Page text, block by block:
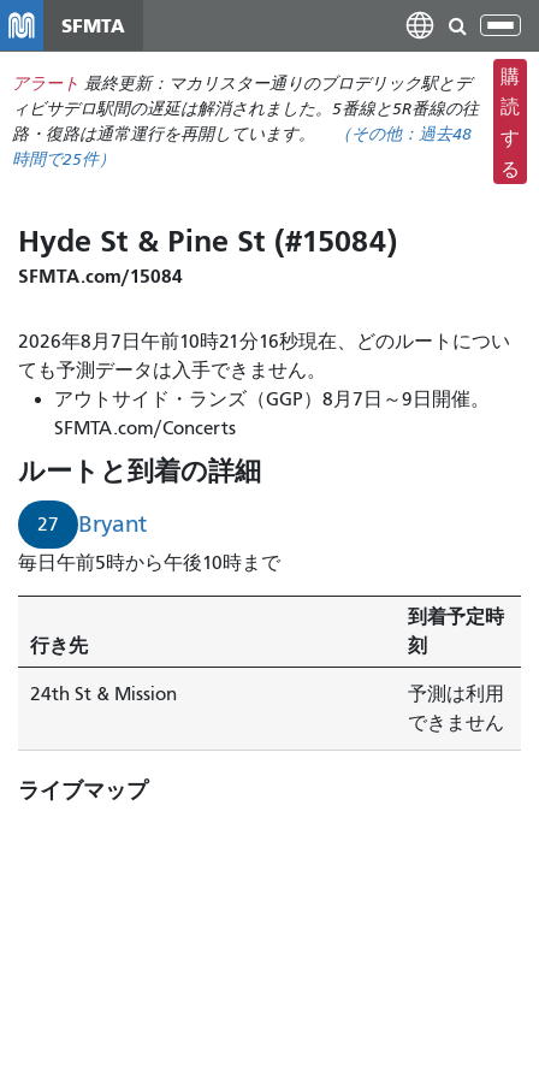
ン
コ
ン
に
SFMTA
ナ
ビ
ゲ
ー
シ
ョ
替
アラート 最終更新：マカリスター通りのブロデリック駅とデ
ィビサデロ駅間の遅延は解消されました。5番線と5R番線の往
路・復路は通常運行を再開しています。
（その他： 過去48
時間で25件）
購
読
す
る
Hyde St & Pine St (#15084)
SFMTA.com/15084
2026年8月7日午前10時21分16秒現在、どのルートについ
ても予測データは入手できません。
アウトサイド・ランズ（GGP）8月7日～9日開催。
SFMTA.com/Concerts
ルートと到着の詳細
27 Bryant
毎日午前5時から午後10時まで
行き先
到着予定時
刻
24th St & Mission
予測は利用
できません
ライブマップ